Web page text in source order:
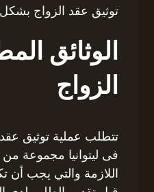
توثيق عقد الزواج
الوثائق
الزواج
تتطلب عملية توثيق
فى ليتوانيا مجموعة من
اللازمة والتي يجب أن